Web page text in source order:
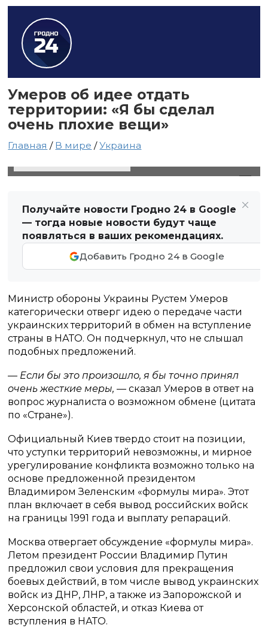
Умеров об идее отдать
территории: «Я бы сделал
очень плохие вещи»
Главная / В мире /Украина
Получайте новости Гродно 24 в Google
— тогда новые новости будут чаще
появляться в ваших рекомендациях.
Добавить Гродно 24 в Google
Министр обороны Украины Рустем Умеров
категорически отверг идею о передаче части
украинских территорий в обмен на вступление
страны в НАТО. Он подчеркнул, что не слышал
подобных предложений.
— Если бы это произошло, я бы точно принял
очень жесткие меры,— сказал Умеров в ответ на
вопрос журналиста о возможном обмене (цитата
по «Стране»).
Официальный Киев твердо стоит на позиции,
что уступки территорий невозможны, и мирное
урегулирование конфликта возможно только на
основе предложенной президентом
Владимиром Зеленским «формулы мира». Этот
план включает в себя вывод российских войск
на границы 1991 года и выплату репараций.
Москва отвергает обсуждение «формулы мира».
Летом президент России Владимир Путин
предложил свои условия для прекращения
боевых действий, в том числе вывод украинских
войск из ДНР, ЛНР, а также из Запорожской и
Херсонской областей, и отказ Киева от
вступления в НАТО.